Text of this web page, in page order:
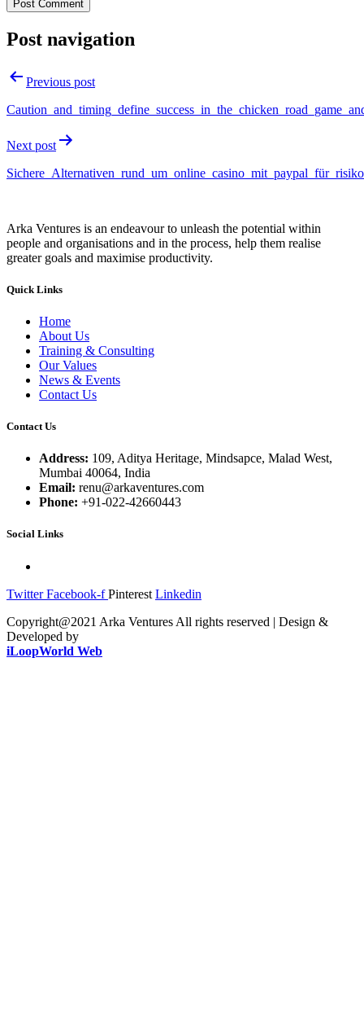
Post navigation
Previous post
Next post
Arka Ventures is an endeavour to unleash the potential within
people and organisations and in the process, help them realise
greater goals and maximise productivity.
Quick Links
Home
About Us
Training & Consulting
Our Values
News & Events
Contact Us
Contact Us
Address: 109, Aditya Heritage, Mindsapce, Malad West,
Mumbai 40064, India
Email: renu@arkaventures.com
Phone: +91-022-42660443
Social Links
Twitter Facebook-f Pinterest Linkedin
Copyright@2021 Arka Ventures All rights reserved | Design &
Developed by
iLoopWorld Web